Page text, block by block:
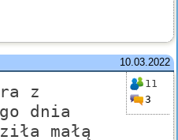
10.03.2022
11
3
z
dnia
małą